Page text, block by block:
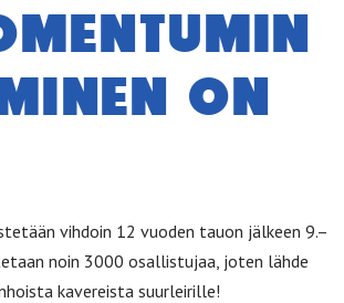
ON
vihdoin 12 vuoden tauon jälkeen 9.–
noin 3000 osallistujaa, joten lähde
kavereista suurleirille!